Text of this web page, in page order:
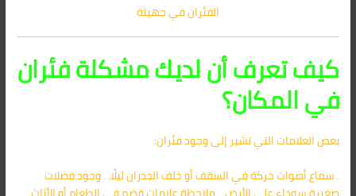
الفئران في جهينة
كيف تعرف أن لديك مشكلة فئران
في المكان؟
بعض العلامات التي تشير إلى وجود فئران:
. سماع أصوات حركة في السقف أو خلف الجدران ليلًا. . وجود فضلات